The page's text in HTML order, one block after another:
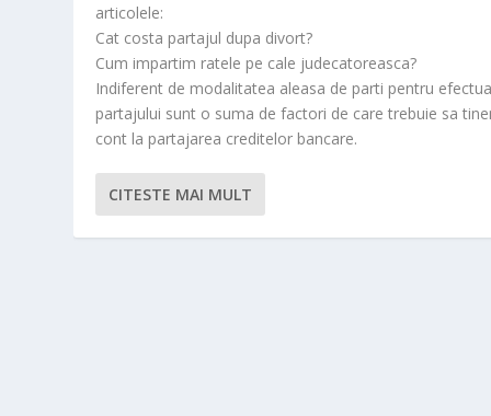
articolele:
Cat costa partajul dupa divort?
Cum impartim ratele pe cale judecatoreasca?
Indiferent de modalitatea aleasa de parti pentru
partajului sunt o suma de factori de care trebuie sa
cont la partajarea creditelor bancare.
CITESTE MAI MULT